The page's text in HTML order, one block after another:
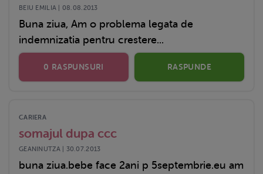
BEIU EMILIA | 08.08.2013
Buna ziua, Am o problema legata de
indemnizatia pentru crestere...
0 RASPUNSURI RASPUNDE
CARIERA
somajul dupa ccc
GEANINUTZA | 30.07.2013
buna ziua.bebe face 2ani p 5septembrie.eu am